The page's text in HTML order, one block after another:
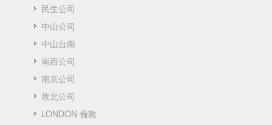
民生公司
中山公司
中山台南
南西公司
南京公司
敦北公司
LONDON 倫敦